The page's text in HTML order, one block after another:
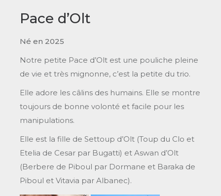
Pace d’Olt
Né en 2025
Notre petite Pace d’Olt est une pouliche pleine
de vie et très mignonne, c’est la petite du trio.
Elle adore les câlins des humains. Elle se montre
toujours de bonne volonté et facile pour les
manipulations.
Elle est la fille de Settoup d’Olt (Toup du Clo et
Etelia de Cesar par Bugatti) et Aswan d’Olt
(Berbere de Piboul par Dormane et Baraka de
Piboul et Vitavia par Albanec).